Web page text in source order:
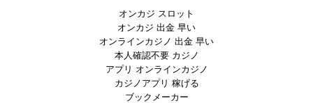
オンカジ スロット
オンカジ 出金 早い
オンラインカジノ 出金 早い
本人確認不要 カジノ
アプリ オンラインカジノ
カジノアプリ 稼げる
ブックメーカー